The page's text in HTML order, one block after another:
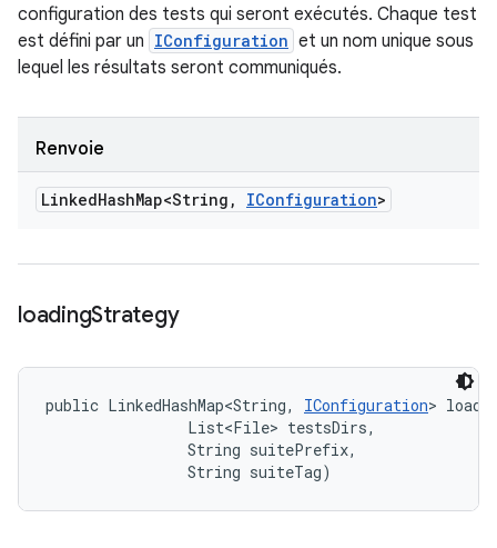
configuration des tests qui seront exécutés. Chaque test
est défini par un IConfiguration et un nom unique sous
lequel les résultats seront communiqués.
Renvoie
LinkedHashMap<String , IConfiguration>
loadingStrategy
public LinkedHashMap<String, IConfiguration>
                List<File> testsDirs,
                String suitePrefix,
                String suiteTag)